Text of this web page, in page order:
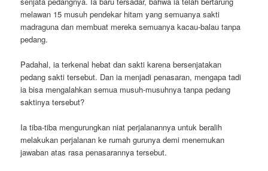
melawan 15 musuh pendekar hitam yang semuanya sakti
madraguna dan membuat mereka semuanya kacau-balau tanpa
pedang.
Padahal, ia terkenal hebat dan sakti karena bersenjatakan
pedang sakti tersebut. Dan ia menjadi penasaran, mengapa tadi
ia bisa mengalahkan semua musuh-musuhnya tanpa pedang
saktinya tersebut?
Ia tiba-tiba mengurungkan niat perjalanannya untuk beralih
melakukan perjalanan ke rumah gurunya demi menemukan
jawaban atas rasa penasarannya tersebut.